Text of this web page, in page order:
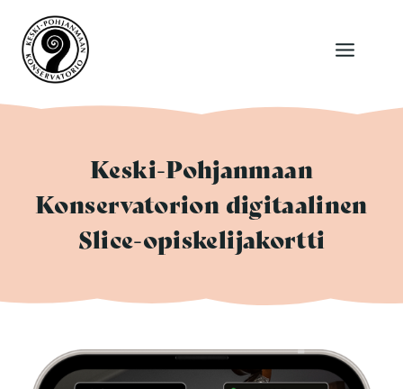
sisältöön
Keski-Pohjanmaan
Konservatorion digitaalinen
Slice-opiskelijakortti